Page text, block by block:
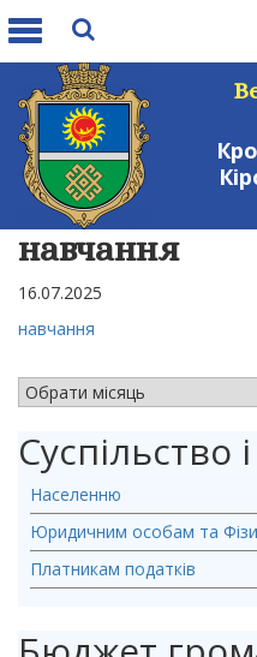
Toggle
навчання
16.07.2025
навчання
Суспільство
Населенню
Юридичним особам та
Платникам податків